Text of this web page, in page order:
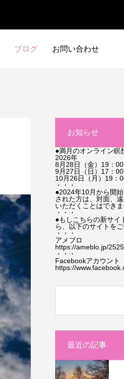
ブログ お問い合わせ
お知らせ
●満月のオンライン瞑
2026年
8月28日（金）19：
9月27日（日）17：
10月26日（月）19：
・・・
●2024年10月から開
された方は、対面、
いただくことはでき
・・・
●もしこちらの新サイ
ら、以下のサイトをご
・・・
アメブロ
https://ameblo.jp/
・・・
Facebookアカウント
https://
最近の記事